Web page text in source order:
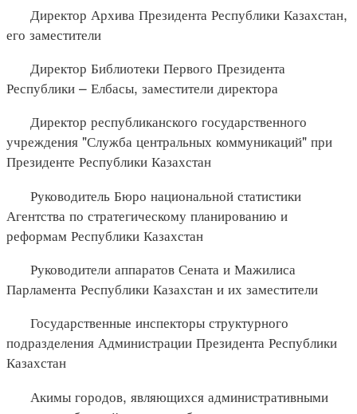
Директор Архива Президента Республики Казахстан,
его заместители
Директор Библиотеки Первого Президента
Республики – Елбасы, заместители директора
Директор республиканского государственного
учреждения "Служба центральных коммуникаций" при
Президенте Республики Казахстан
Руководитель Бюро национальной статистики
Агентства по стратегическому планированию и
реформам Республики Казахстан
Руководители аппаратов Сената и Мажилиса
Парламента Республики Казахстан и их заместители
Государственные инспекторы структурного
подразделения Администрации Президента Республики
Казахстан
Акимы городов, являющихся административными